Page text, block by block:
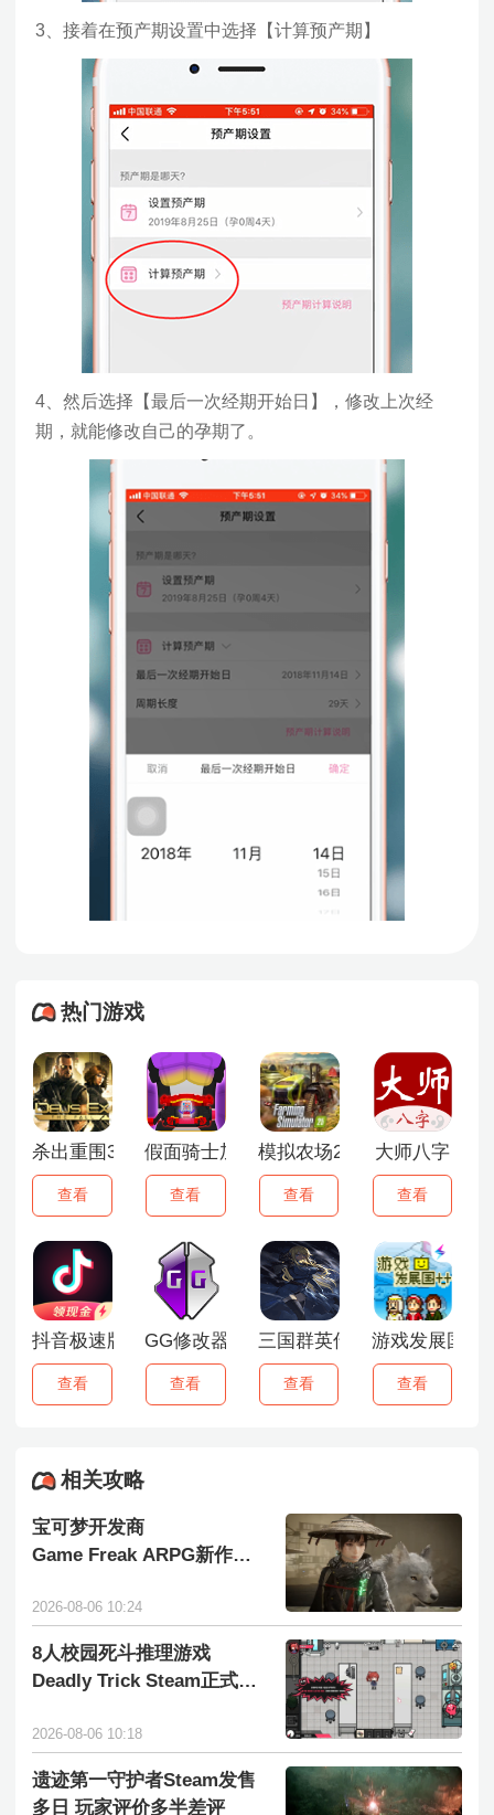
3、接着在预产期设置中选择【计算预产期】
4、然后选择【最后一次经期开始日】，修改上次经
期，就能修改自己的孕期了。
热门游戏
杀出重围3中文版
查看
假面骑士加布模拟器
查看
模拟农场25
查看
大师八字
查看
抖音极速版
查看
GG修改器
查看
三国群英传7手机版
查看
游戏发展国汉
查看
相关攻略
宝可梦开发商
Game Freak ARPG新作轮
2026-08-06 10:24
8人校园死斗推理游戏
Deadly Trick Steam正式发
2026-08-06 10:18
遗迹第一守护者Steam发售
多日 玩家评价多半差评